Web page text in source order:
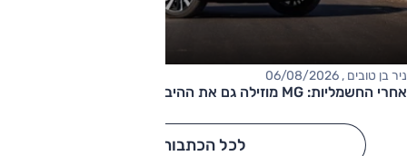
ניר בן טובים , 06/08/2026
אחרי החשמליות: MG מוזילה גם את ההיברידיות
לכל הכתבות